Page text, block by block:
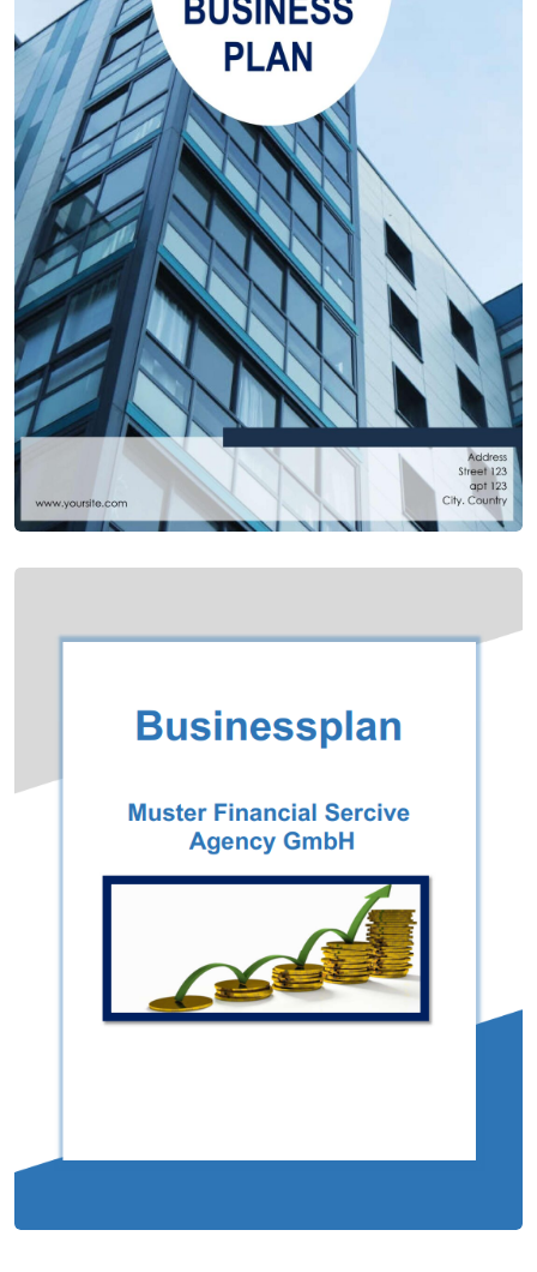
Приклад бізнес-плану